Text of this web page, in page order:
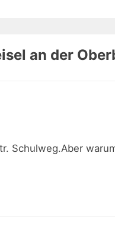
an der
Schulweg.Aber